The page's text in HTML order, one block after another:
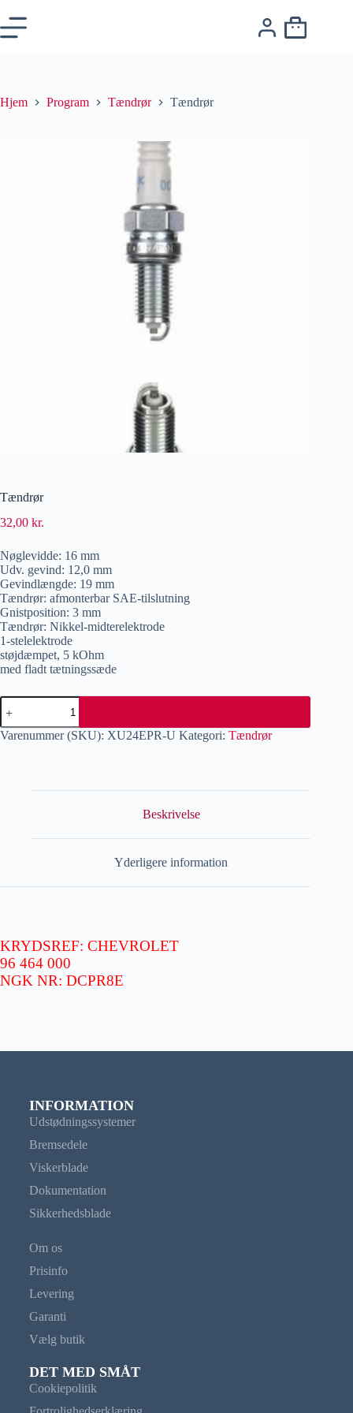
Hjem Program Tændrør Tændrør
Tændrør
32,00 kr.
Nøglevidde: 16 mm
Udv. gevind: 12,0 mm
Gevindlængde: 19 mm
Tændrør: afmonterbar SAE-tilslutning
Gnistposition: 3 mm
Tændrør: Nikkel-midterelektrode
1-stelelektrode
støjdæmpet, 5 kOhm
med fladt tætningssæde
Varenummer (SKU): XU24EPR-U Kategori: Tændrør
Beskrivelse
Yderligere information
KRYDSREF: CHEVROLET
­96 464 000
NGK NR: DCPR8E
INFORMATION
Udstødningssystemer
Bremsedele
Viskerblade
Dokumentation
Sikkerhedsblade
Om os
Prisinfo
Levering
Garanti
Vælg butik
DET MED SMÅT
Cookiepolitik